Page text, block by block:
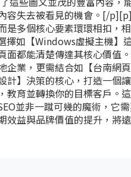
容失去被看見的機會。[/
多個核心要素環環相扣，
擇如【Windows虛擬主機】
都能清楚傳達其核心價值
業，更需結合如【台南網
計】決策的核心，打造一個
教育並轉換你的目標客戶。
並非一蹴可幾的魔術，它
益與品牌價值的提升，將